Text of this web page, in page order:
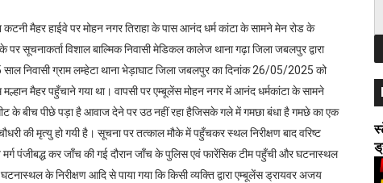
बड़ी कार्रवाई, 1.295 किलो गांजा के साथ तस्कर गिरफ्तार
के भीतर खुलासा, तीन विधि उल्लंघनकारी बालक पकड़े गए
मैहर हाईवे पर मोहन नगर तिराहा के पास आनंद धर्म कांटा के सामने मेन रोड के
सूचनाकर्ता विशाल बाल्मिक निवासी मेडिकल कालेज थाना गढ़ा जिला जबलपुर द्वारा
निवासी ग्राम लम्हेटा थाना भेड़ाघाट जिला जबलपुर का दिनांक 26/05/2025 को
मैहर पहुँचाने गया था। वापसी पर एम्बूलेंस मोहन नगर में आनंद धर्मकांटा के सामने
के बीच पीछे पड़ा है आवाज देने पर उठ नहीं रहा हैजिसके गले में गमछा बंधा है गमछे का एक
की मृत्यु हो गयी है। सूचना पर तत्काल मौके में पहुँचकर स्थल निरीक्षण बाद वरिष्ट
मर्ग पंजीबद्ध कर जाँच की गई दौरान जाँच के पुलिस एवं फारेंसिक टीम पहुँची और घटनास्थल
घटनास्थल के निरीक्षण आदि से पाया गया कि किसी व्यक्ति द्वारा एम्बूलेंस ड्रायवर अजय